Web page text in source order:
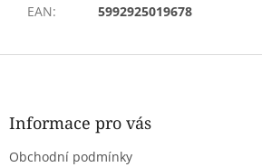
EAN: 5992925019678
Z
Informace pro vás
Obchodní podmínky